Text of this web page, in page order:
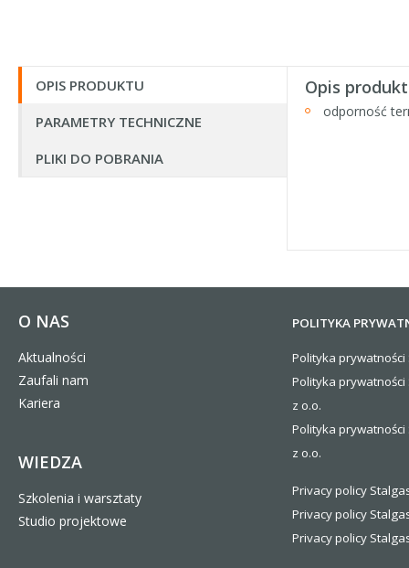
OPIS PRODUKTU
PARAMETRY TECHNICZNE
PLIKI DO POBRANIA
Opis
odporność
O NAS
Aktualności
Zaufali nam
Kariera
WIEDZA
Szkolenia i warsztaty
Studio projektowe
POLITYKA
Polityka prywatności
Polityka
z o.o.
Polityka
z o.o.
Privacy policy
Privacy policy
Privacy policy